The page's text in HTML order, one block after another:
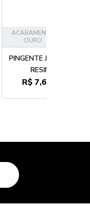
ACABAMENTO
OURO
PINGENTE JOANINHA
RESINA ROXA
R$ 7,68